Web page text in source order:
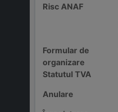
Risc ANAF
Formular de
organizare
Statutul TVA
Anulare